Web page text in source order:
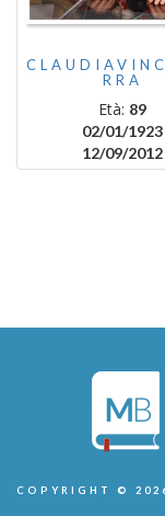
RRA
Età: 89
02/01/1923
12/09/2012
COPYRIGHT ©